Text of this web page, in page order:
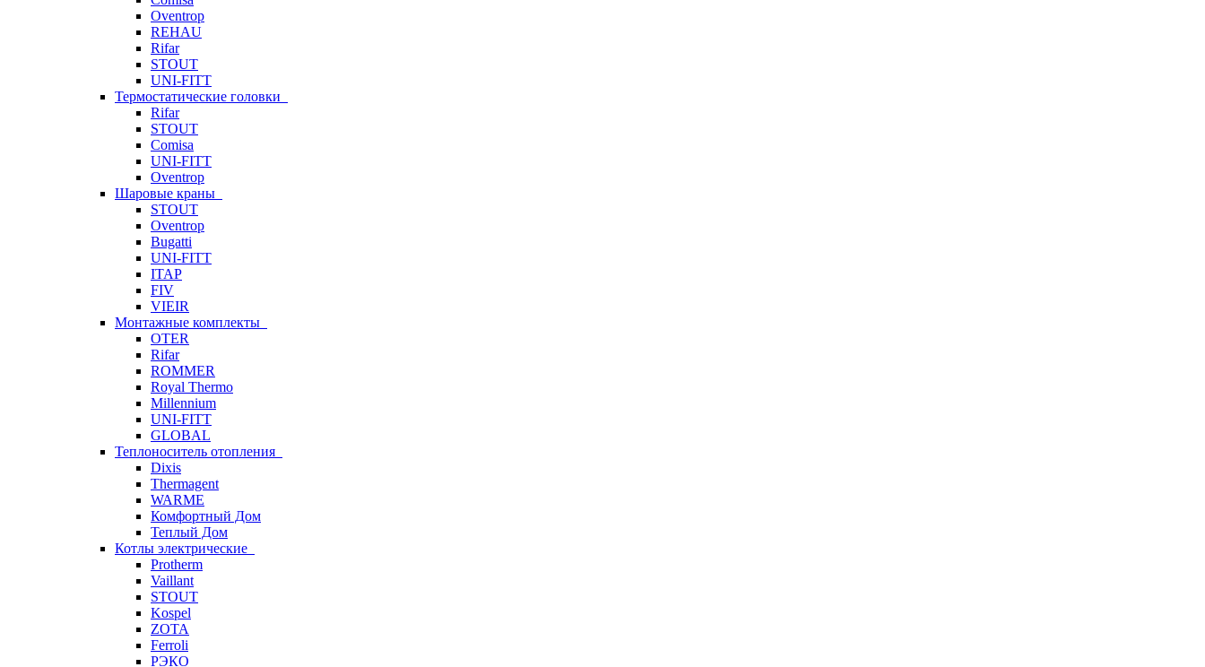
Oventrop
REHAU
Rifar
STOUT
UNI-FITT
Термостатические головки
Rifar
STOUT
Comisa
UNI-FITT
Oventrop
Шаровые краны
STOUT
Oventrop
Bugatti
UNI-FITT
ITAP
FIV
VIEIR
Монтажные комплекты
OTER
Rifar
ROMMER
Royal Thermo
Millennium
UNI-FITT
GLOBAL
Теплоноситель отопления
Dixis
Thermagent
WARME
Комфортный Дом
Теплый Дом
Котлы электрические
Protherm
Vaillant
STOUT
Kospel
ZOTA
Ferroli
РЭКО